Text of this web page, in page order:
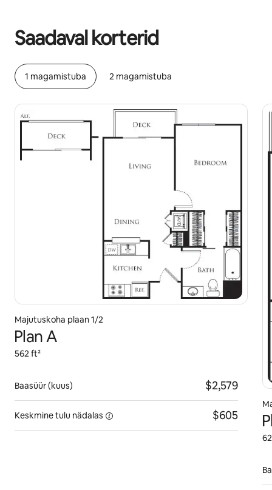
Saadaval korterid
1 magamistuba 2 magamistuba
Majutuskoha plaan 1/2
Plan A
562 ft²
Baasüür (kuus) $2,579
Keskmine tulu nädalas $605